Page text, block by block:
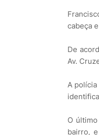
cabeça
De
Av.
A
O último
bairro,